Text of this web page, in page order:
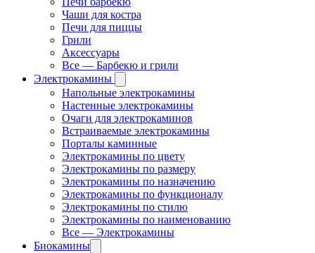
Чаши для костра
Печи для пиццы
Грили
Аксессуары
Все — Барбекю и грили
Электрокамины
Напольные электрокамины
Настенные электрокамины
Очаги для электрокаминов
Встраиваемые электрокамины
Порталы каминные
Электрокамины по цвету
Электрокамины по размеру
Электрокамины по назначению
Электрокамины по функционалу
Электрокамины по стилю
Электрокамины по наименованию
Все — Электрокамины
Биокамины